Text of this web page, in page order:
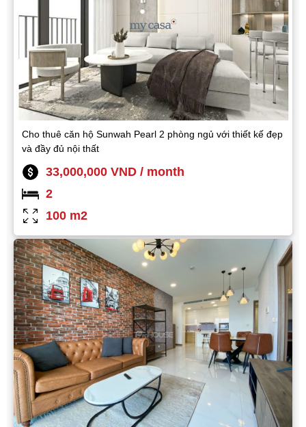
Cho thuê căn hộ Sunwah Pearl 2 phòng ngủ với thiết kế đẹp
và đầy đủ nội thất
33,000,000 VND / month
2
100 m2